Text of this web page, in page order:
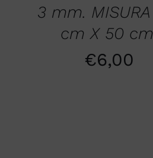
3 mm. MISURA
cm X 50
€6,00